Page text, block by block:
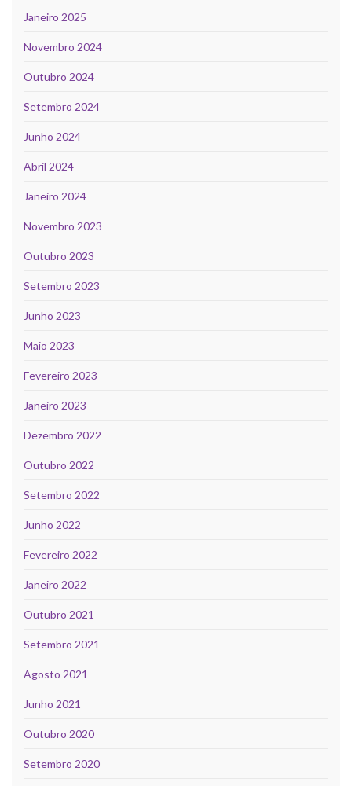
Janeiro 2025
Novembro 2024
Outubro 2024
Setembro 2024
Junho 2024
Abril 2024
Janeiro 2024
Novembro 2023
Outubro 2023
Setembro 2023
Junho 2023
Maio 2023
Fevereiro 2023
Janeiro 2023
Dezembro 2022
Outubro 2022
Setembro 2022
Junho 2022
Fevereiro 2022
Janeiro 2022
Outubro 2021
Setembro 2021
Agosto 2021
Junho 2021
Outubro 2020
Setembro 2020